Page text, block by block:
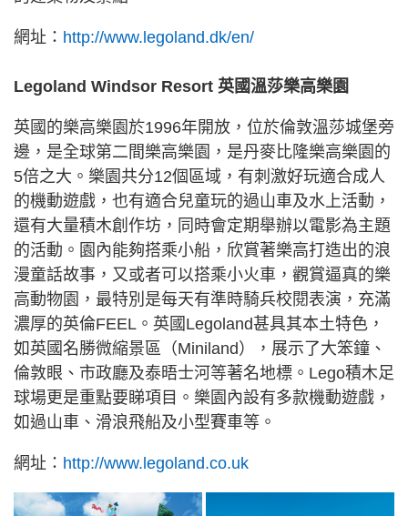
網址： http://www.legoland.dk/en/
Legoland Windsor Resort 英國溫莎樂高樂園
英國的樂高樂園於1996年開放，位於倫敦溫莎城堡旁
邊，是全球第二間樂高樂園，是丹麥比隆樂高樂園的
5倍之大。樂園共分12個區域，有刺激好玩適合成人
的機動遊戲，也有適合兒童玩的過山車及水上活動，
還有大量積木創作坊，同時會定期舉辦以電影為主題
的活動。園內能夠搭乘小船，欣賞著樂高打造出的浪
漫童話故事，又或者可以搭乘小火車，觀賞逼真的樂
高動物園，最特別是每天有準時騎兵校閱表演，充滿
濃厚的英倫FEEL。英國Legoland甚具其本土特色，
如英國名勝微縮景區（Miniland），展示了大笨鐘、
倫敦眼、市政廳及泰晤士河等著名地標。Lego積木足
球場更是重點要睇項目。樂園內設有多款機動遊戲，
如過山車、滑浪飛船及小型賽車等。
網址： http://www.legoland.co.uk